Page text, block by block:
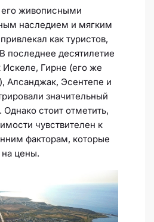
живописными
наследием и мягким
как туристов,
последнее десятилетие
Искеле, Гирне (его же
Алсанджак, Эсентепе и
значительный
Однако стоит отметить,
чувствителен к
факторам, которые
цены.